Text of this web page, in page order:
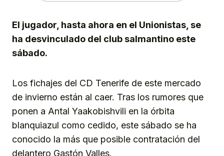
El jugador, hasta ahora en el Unionistas, se
ha desvinculado del club salmantino este
sábado.
Los fichajes del CD Tenerife de este mercado
de invierno están al caer. Tras los rumores que
ponen a Antal Yaakobishvili en la órbita
blanquiazul como cedido, este sábado se ha
conocido la más que posible contratación del
delantero Gastón Valles.